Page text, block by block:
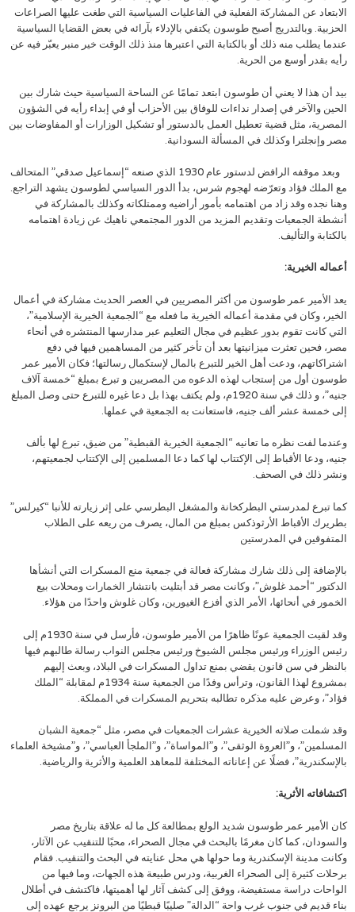
الابتعاد عن المشاركة الفعلية في الفاعليات السياسية التي طغت عليها الصراعات
الحزبية. وبالتدريج أصبح طوسون يكتفي بالإدلاء بآرائه في بعض القضايا السياسية
عندما يطلب منه ذلك أو بالكتابة التي اعتبرها منذ ذلك الوقت خير منبر يعبّر فيه عن
رأيه بقدر أوسع من الحرية.
بيد أن هذا لا يعني أن طوسون ابتعد تمامًا عن الساحة السياسية حيث شارك بين
الحين والآخر في إصدار نداءات للوفاق بين الأحزاب أو في إبداء رأيه في الشؤون
المصرية، مثل قضية تعطيل العمل بالدستور أو تشكيل الوزارات أو المفاوضات بين
مصر وإنجلترا وكذلك في المسألة السودانية.
وبعد موقفه الرافض لدستور عام 1930 الذي صنعه “إسماعيل صدقي” المتحالف
مع الملك فؤاد وتعرّضه لهجوم شرس، بدأ الدور السياسي لطوسون يشهد التراجع.
وهنا نجده وقد زاد من اهتمامه بأمور أراضيه وممتلكاته وكذلك بالمشاركة في
أنشطة الجمعيات وتقديم المزيد من الدور المجتمعي ناهيك عن زيادة اهتمامه
بالكتابة والتأليف.
أعماله الخيرية:
يعد الأمير عمر طوسون من أكثر المصريين في العصر الحديث مشاركة في أعمال
الخير، وكان في مقدمة أعماله الخيرية ما فعله مع “الجمعية الخيرية الإسلامية”،
التي كانت تقوم بدور عظيم في مجال التعليم عبر مدارسها المنتشره في أنحاء
مصر، فحين تعثرت ميزانيتها بعد أن تأخر كثير من المساهمين فيها في دفع
اشتراكاتهم، ودعت أهل الخير للتبرع بالمال لإستكمال رسالتها؛ فكان الأمير عمر
طوسون أول من إستجاب لهذه الدعوه من المصريين و تبرع بمبلغ “خمسة آلاف
جنيه”، و ذلك في سنة 1920م، ولم يكتف بهذا بل دعا غيره للتبرع حتى وصل المبلغ
إلى خمسة عشر ألف جنيه، فاستعانت به الجمعية في عملها.
وعندما لفت نظره ما تعانيه “الجمعية الخيرية القبطية” من ضيق، تبرع لها بألف
جنيه، ودعا الأقباط إلى الإكتتاب لها كما دعا المسلمين إلى الإكتتاب لجمعيتهم،
ونشر ذلك في الصحف.
كما تبرع لمدرستي البطركخانة والمشغل البطرسي على إثر زيارته للأنبا “كيرلس”
بطريرك الأقباط الأرثوذكس بمبلغ من المال، يصرف من ريعه على الطلاب
المتفوقين في المدرستين
بالإضافة إلى ذلك شارك مشاركة فعالة في جمعية منع المسكرات التي أنشأها
الدكتور “أحمد غلوش”، وكانت مصر قد أبتليت بانتشار الخمارات ومحلات بيع
الخمور في أنحائها، الأمر الذي أفزع الغيورين، وكان غلوش واحدًا من هؤلاء.
وقد لقيت الجمعية عونًا ظاهرًا من الأمير طوسون، فأرسل في سنة 1930م إلى
رئيس الوزراء ورئيس مجلس الشيوخ ورئيس مجلس النواب رسالة طالبهم فيها
بالنظر في سن قانون يقضي بمنع تداول المسكرات في البلاد، وبعث إليهم
بمشروع لهذا القانون، وترأس وفدًا من الجمعية سنة 1934م لمقابلة “الملك
فؤاد”، وعرض عليه مذكره تطالبه بتحريم المسكرات في المملكة.
وقد شملت صلاته الخيرية عشرات الجمعيات في مصر، مثل “جمعية الشبان
المسلمين”، و”العروة الوثقى”، و”المواساة”، و”الملجأ العباسي”، و”مشيخة العلماء
بالإسكندرية”، فضلًا عن إعاناته المختلفة للمعاهد العلمية والأثرية والرياضية.
اكتشافاته الأثرية:
كان الأمير عمر طوسون شديد الولع بمطالعة كل ما له علاقة بتاريخ مصر
والسودان، كما كان مغرمًا بالبحث في مجال الصحراء، محبًا للتنقيب عن الآثار،
وكانت مدينة الإسكندرية وما حولها هي محل عنايته في البحث والتنقيب. فقام
برحلات كثيرة إلى الصحراء الغربية، ودرس طبيعة هذه الجهات، وما فيها من
الواحات دراسة مستفيضة، ووفق إلى كشف آثار لها أهميتها، فاكتشف في أطلال
بناء قديم في جنوب غرب واحة “الدالة” صليبًا قبطيًا من البرونز يرجع عهده إلى